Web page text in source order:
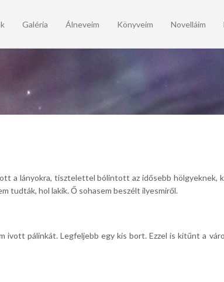
Galéria Álneveim Könyveim Novelláim
a lányokra, tisztelettel bólintott az idősebb
tudták, hol lakik. Ő sohasem beszélt ilyesmiről.
ivott pálinkát. Legfeljebb egy kis bort. Ezzel is kitűnt a